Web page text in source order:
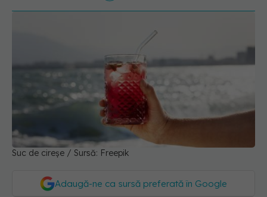
Suc de cireșe / Sursă: Freepik
Adaugă-ne ca sursă preferată în Google